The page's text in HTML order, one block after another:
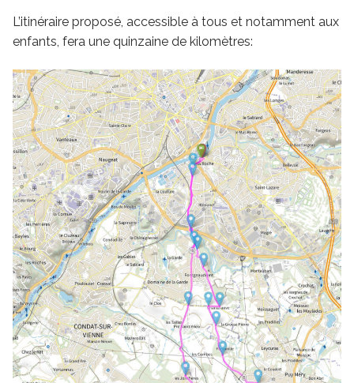
L’itinéraire proposé, accessible à tous et notamment aux
enfants, fera une quinzaine de kilomètres: